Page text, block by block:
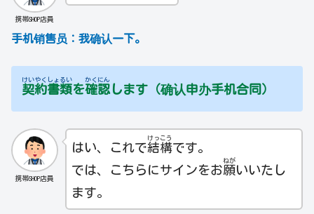
携帯SHOP店員
手机销售员： 我确认一下。
契
けい
約
やく
書
しょ
類
るい
を確
かく
認
にん
します（确认申办手机合同）
携帯SHOP店員
はい、これで結
けっ
構
こう
です。
では、こちらにサインをお願
ねが
いいたし
ます。